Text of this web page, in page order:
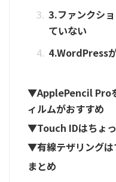
3.ファンクシ
ていない
4.WordPress
▼ApplePencil Pro
ィルムがおすすめ
▼Touch IDはちょ
▼有線テザリングは
まとめ